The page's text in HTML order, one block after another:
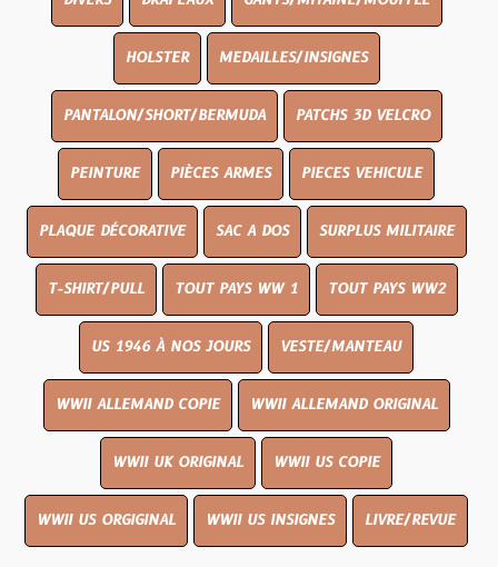
HOLSTER MEDAILLES/INSIGNES
PANTALON/SHORT/BERMUDA PATCHS 3D VELCRO
PEINTURE PIÈCES ARMES PIECES VEHICULE
PLAQUE DÉCORATIVE SAC A DOS SURPLUS MILITAIRE
T-SHIRT/PULL TOUT PAYS WW 1 TOUT PAYS WW2
US 1946 À NOS JOURS VESTE/MANTEAU
WWII ALLEMAND COPIE WWII ALLEMAND ORIGINAL
WWII UK ORIGINAL WWII US COPIE
WWII US ORGIGINAL WWII US INSIGNES LIVRE/REVUE